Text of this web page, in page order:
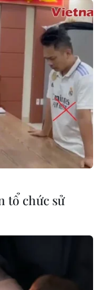
cảnh. Đây là
lây lan ở
tổ chức sử